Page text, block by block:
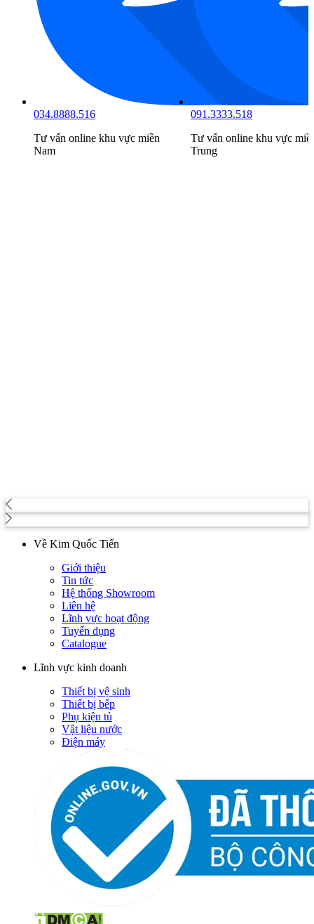
034.8888.516
Tư vấn online khu vực miền
Nam
091.3333.518
Tư vấn online khu vực
Trung
Về Kim Quốc Tiến
Giới thiệu
Tin tức
Hệ thống Showroom
Liên hệ
Lĩnh vực hoạt động
Tuyển dụng
Catalogue
Lĩnh vực kinh doanh
Thiết bị vệ sinh
Thiết bị bếp
Phụ kiện tủ
Vật liệu nước
Điện máy